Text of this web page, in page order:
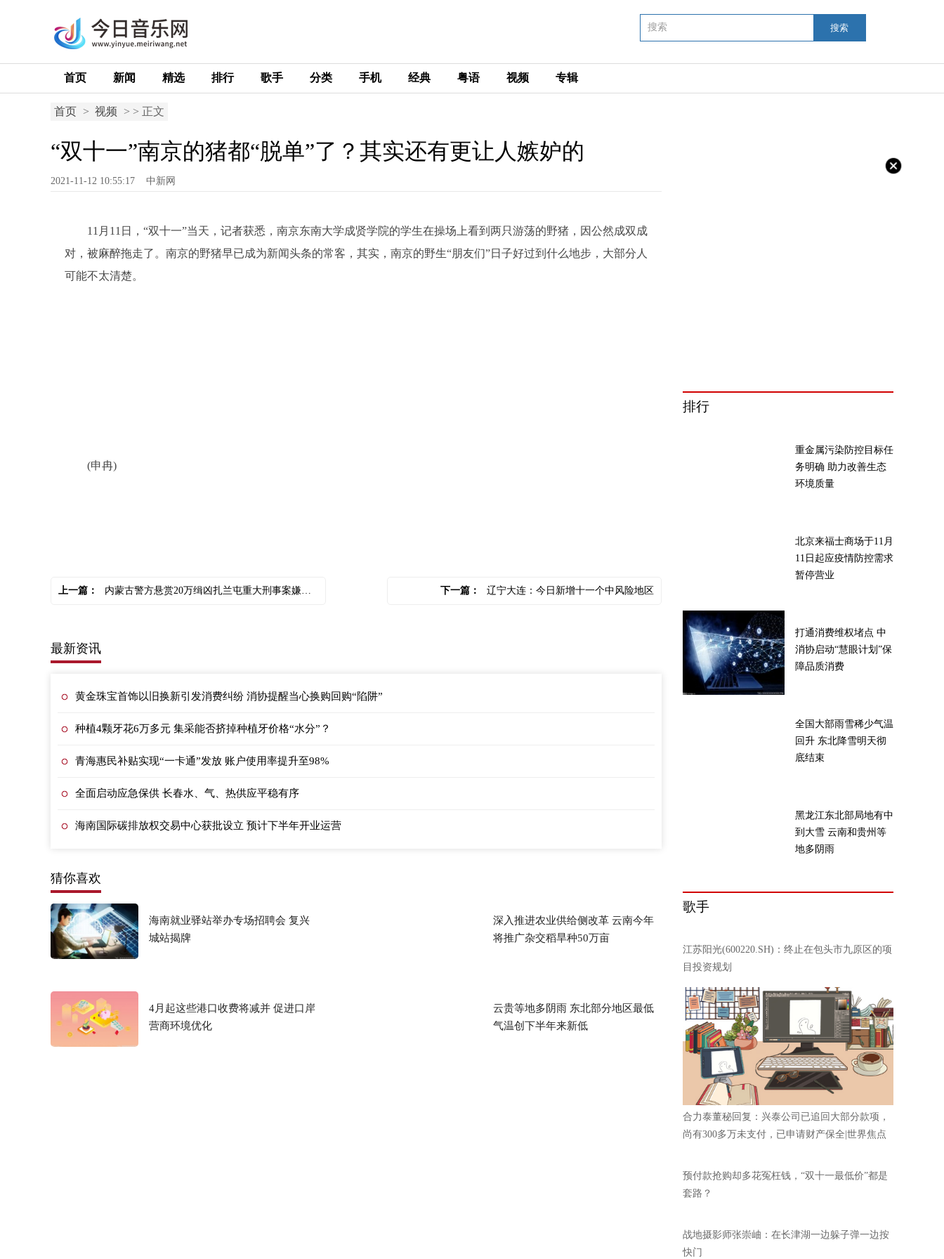
搜索
首页 新闻 精选 排行 歌手 分类 手机 经典 粤语 视频 专辑
首页 > 视频 > > 正文
“双十一”南京的猪都“脱单”了？其实还有更让人嫉妒的
2021-11-12 10:55:17 中新网
11月11日，“双十一”当天，记者获悉，南京东南大学成贤学院的学生在操场上看到两只游荡的野猪，因公然成双成
对，被麻醉拖走了。南京的野猪早已成为新闻头条的常客，其实，南京的野生“朋友们”日子好过到什么地步，大部分人
可能不太清楚。
(申冉)
上一篇： 内蒙古警方悬赏20万缉凶扎兰屯重大刑事案嫌疑人 下一篇： 辽宁大连：今日新增十一个中风险地区
最新资讯
黄金珠宝首饰以旧换新引发消费纠纷 消协提醒当心换购回购“陷阱”
种植4颗牙花6万多元 集采能否挤掉种植牙价格“水分”？
青海惠民补贴实现“一卡通”发放 账户使用率提升至98%
全面启动应急保供 长春水、气、热供应平稳有序
海南国际碳排放权交易中心获批设立 预计下半年开业运营
猜你喜欢
海南就业驿站举办专场招聘会 复兴
城站揭牌
深入推进农业供给侧改革 云南今年
将推广杂交稻旱种50万亩
4月起这些港口收费将减并 促进口岸
营商环境优化
云贵等地多阴雨 东北部分地区最低
气温创下半年来新低
排行
重金属污染防控目标任
务明确 助力改善生态
环境质量
北京来福士商场于11月
11日起应疫情防控需求
暂停营业
打通消费维权堵点 中
消协启动“慧眼计划”保
障品质消费
全国大部雨雪稀少气温
回升 东北降雪明天彻
底结束
黑龙江东北部局地有中
到大雪 云南和贵州等
地多阴雨
歌手
江苏阳光(600220.SH)：终止在包头市九原区的项
目投资规划
合力泰董秘回复：兴泰公司已追回大部分款项，
尚有300多万未支付，已申请财产保全|世界焦点
预付款抢购却多花冤枉钱，“双十一最低价”都是
套路？
战地摄影师张崇岫：在长津湖一边躲子弹一边按
快门